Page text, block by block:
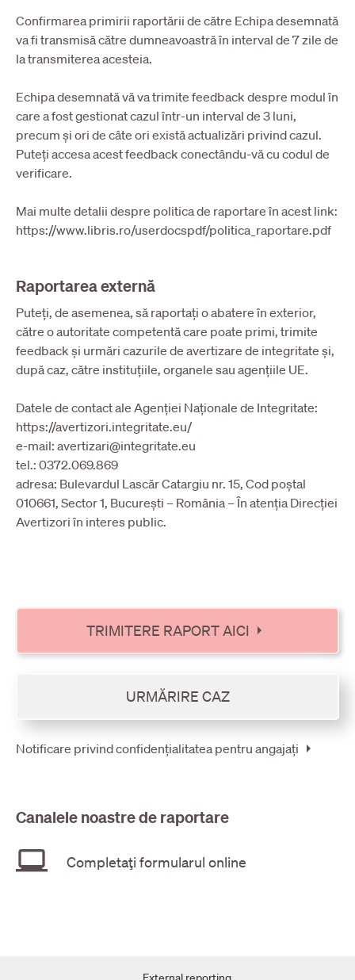
Confirmarea primirii raportării de către Echipa desemnată
va fi transmisă către dumneavoastră în interval de 7 zile de
la transmiterea acesteia.
Echipa desemnată vă va trimite feedback despre modul în
care a fost gestionat cazul într-un interval de 3 luni,
precum și ori de câte ori există actualizări privind cazul.
Puteți accesa acest feedback conectându-vă cu codul de
verificare.
Mai multe detalii despre politica de raportare în acest link:
https://www.libris.ro/userdocspdf/politica_raportare.pdf
Raportarea externă
Puteți, de asemenea, să raportați o abatere în exterior,
către o autoritate competentă care poate primi, trimite
feedback și urmări cazurile de avertizare de integritate și,
după caz, către instituțiile, organele sau agențiile UE.
Datele de contact ale Agenției Naționale de Integritate:
https://avertizori.integritate.eu/
e-mail: avertizari@integritate.eu
tel.: 0372.069.869
adresa: Bulevardul Lascăr Catargiu nr. 15, Cod poștal
010661, Sector 1, București – România – În atenția Direcției
Avertizori în interes public.
TRIMITERE RAPORT AICI arrow_right
URMĂRIRE CAZ
Notificare privind confidențialitatea pentru angajați arrow_right
Canalele noastre de raportare
laptop_windows Completaţi formularul online